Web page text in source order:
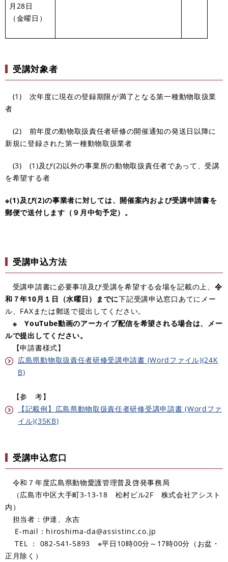
月28日
（金曜日）
受講対象者
(1) 次年度に現在の登録期限が満了となる第一種動物取扱業
者
(2) 前年度の動物取扱責任者研修の開催通知の発送日以降に
新規に登録された第一種動物取扱業者
(3) (1)及び(2)以外の事業所の動物取扱責任者であって、受講
を希望する者
※(1)及び(2)の事業者に対しては、開催案内および受講申請書を
郵便で送付します（９月中旬予定）。
受講申込方法
受講申請書に必要事項及び受講を希望する会場を記載の上、 令
和７年10月１日（水曜日）までに下記受講申込窓口あてにメー
ル、FAXまたは郵送で提出してください。
※ YouTube動画のアーカイブ配信を希望される場合は、メー
ルで提出してください。
【申請書様式】
広島県動物取扱責任者研修受講申請書 (Wordファイル)(24K
B)
【参 考】
【記載例】広島県動物取扱責任者研修受講申請書 (Wordファ
イル)(35KB)
受講申込窓口
令和７年度広島県動物愛護管理普及啓発事務局
（広島市中区大手町3-13-18 松村ビル2F 株式会社アシスト
内）
担当者：伊達、永吉
E-mail：hiroshima-da@assistinc.co.jp
TEL ： 082-541-5893 ※平日10時00分～17時00分（お盆・
正月除く）